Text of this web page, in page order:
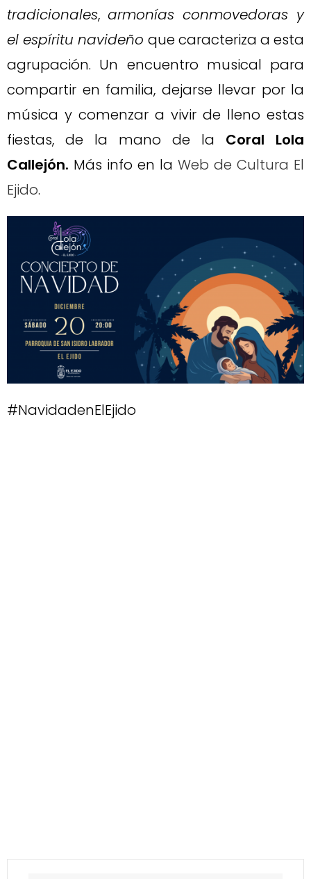
tradicionales, armonías conmovedoras y
el espíritu navideño que caracteriza a esta
agrupación. Un encuentro musical para
compartir en familia, dejarse llevar por la
música y comenzar a vivir de lleno estas
fiestas, de la mano de la Coral Lola
Callejón. Más info en la Web de Cultura El
Ejido.
#NavidadenElEjido